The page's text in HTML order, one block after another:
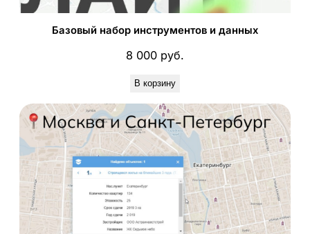
т
о
г
о
Базовый набор инструментов и данных
8 000 руб.
В корзину